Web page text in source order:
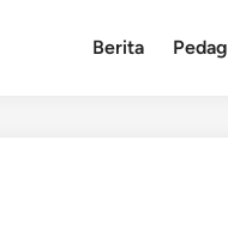
Berita